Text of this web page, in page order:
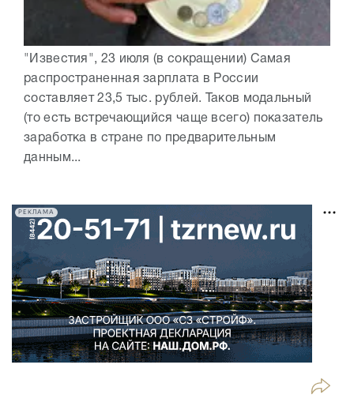
"Известия", 23 июля (в сокращении) Самая
распространенная зарплата в России
составляет 23,5 тыс. рублей. Таков модальный
(то есть встречающийся чаще всего) показатель
заработка в стране по предварительным
данным...
РЕКЛАМА